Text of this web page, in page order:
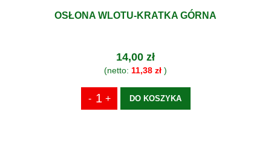
OSŁONA WLOTU-KRATKA GÓRNA
14,00 zł
(netto: 11,38 zł )
DO KOSZYKA